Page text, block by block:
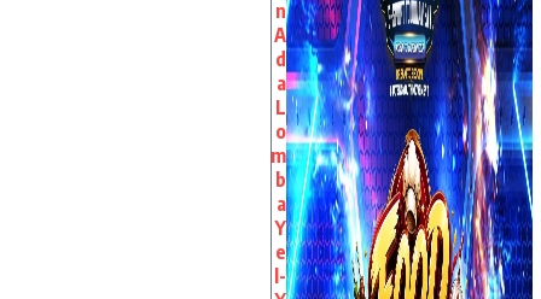
n
A
d
a
L
o
m
b
a
Y
e
l-